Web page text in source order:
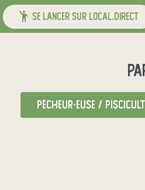
se lancer sur local.direct
pêcheur·euse /